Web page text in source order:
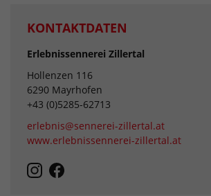
KONTAKTDATEN
Erlebnissennerei Zillertal
Hollenzen 116
6290 Mayrhofen
+43 (0)5285-62713
erlebnis@sennerei-zillertal.at
www.erlebnissennerei-zillertal.at